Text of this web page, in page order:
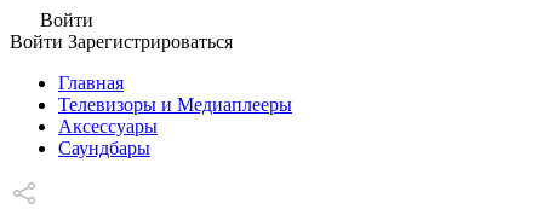
Войти
Войти Зарегистрироваться
Главная
Телевизоры и Медиаплееры
Аксессуары
Саундбары